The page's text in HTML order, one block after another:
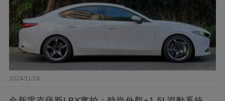
2024/11/18